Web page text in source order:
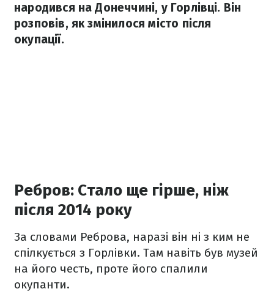
народився на Донеччині, у Горлівці. Він
розповів, як змінилося місто після
окупації.
Ребров: Стало ще гірше, ніж
після 2014 року
За словами Реброва, наразі він ні з ким не
спілкується з Горлівки. Там навіть був музей
на його честь, проте його спалили
окупанти.